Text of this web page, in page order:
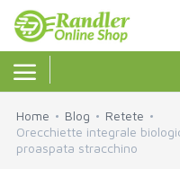
Alcool
Home Blog
Retete
Orecchiette integrale
proaspata stracchino